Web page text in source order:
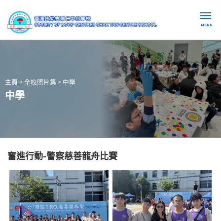
MENU
主頁 > 全校照片集 > 中學
中學
奮進行動-警察慈善龍舟比賽